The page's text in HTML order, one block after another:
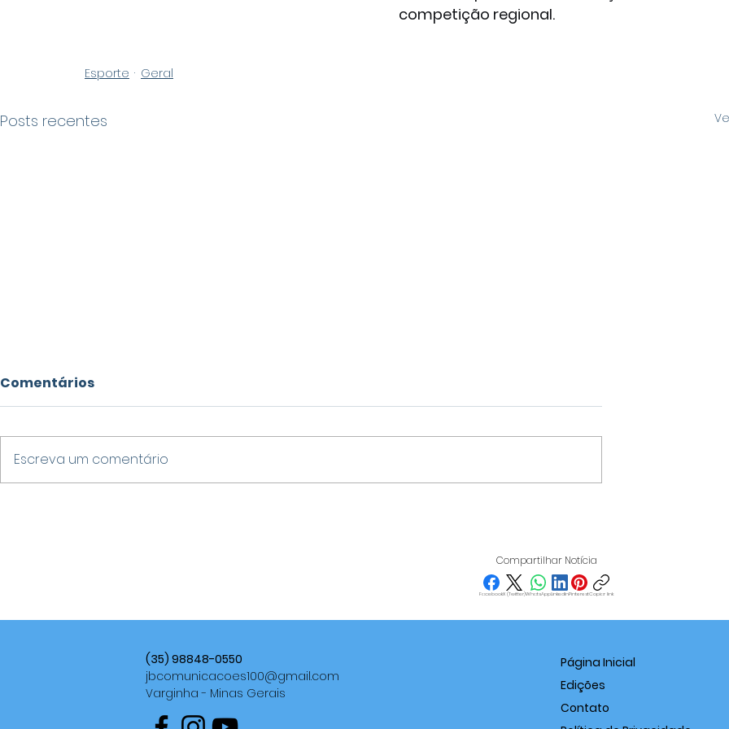
competição regional.
Esporte Geral
Posts recentes
NA CPMI DO INSS
EMPREENDEDORISMO
MÉDIA NACIONAL NOS
ANOS FINAIS DO ENSINO
FUNDAMENTAL
Comentários
Escreva um comentário
Compartilhar Notícia
FacebookX (Twitter)WhatsAppLinkedInPinterestCopiar link
(35) 98848-0550
jbcomunicacoes100@gmail.com
Varginha - Minas Gerais
Página Inicial
Edições
Contato